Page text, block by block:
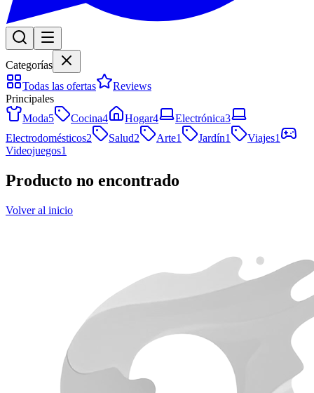
Categorías
Todas las ofertas
Reviews
Principales
Moda5 Cocina4 Hogar4 Electrónica3
Electrodomésticos2 Salud2 Arte1 Jardín1 Viajes1
Videojuegos1
Producto no encontrado
Volver al inicio